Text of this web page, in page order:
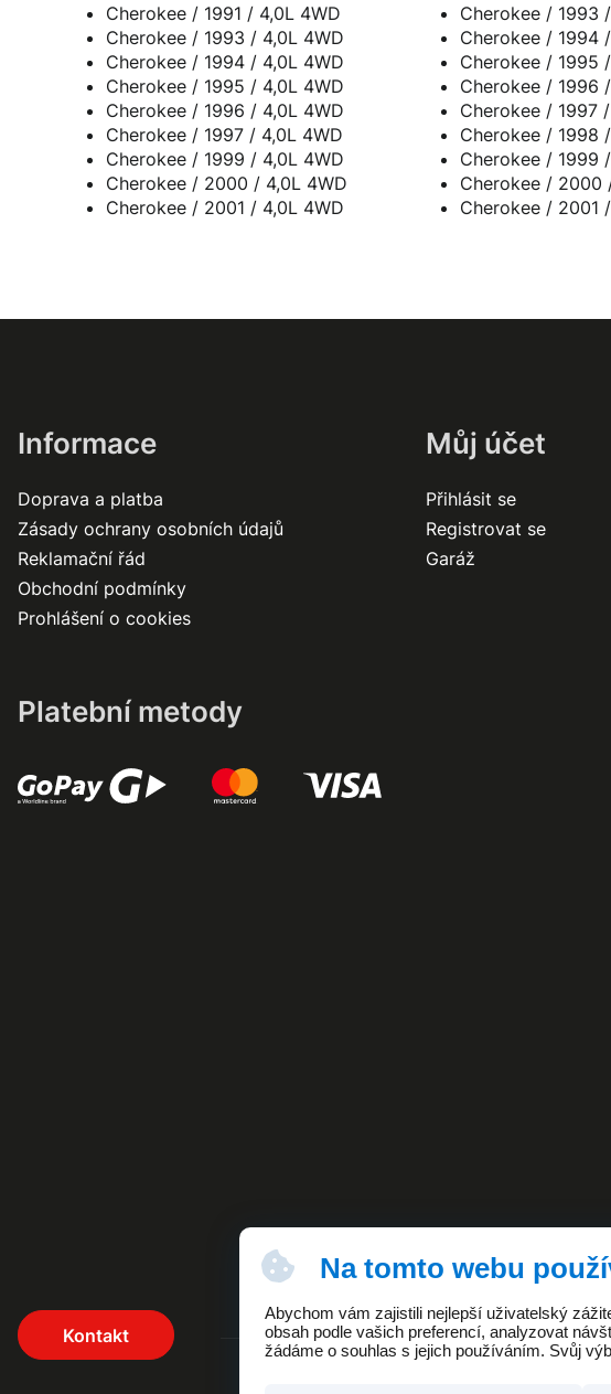
Na tomto webu
Abychom vám zajistili nejlepší uživatelský
obsah podle vašich preferencí, analyzovat
žádáme o souhlas s jejich používáním. Svůj
Cherokee / 1991 / 4,0L 4WD
Cherokee / 1993 / 4,0L 4WD
Cherokee / 1994 / 4,0L 4WD
Cherokee / 1995 / 4,0L 4WD
Cherokee / 1996 / 4,0L 4WD
Cherokee / 1997 / 4,0L 4WD
Cherokee / 1999 / 4,0L 4WD
Cherokee / 2000 / 4,0L 4WD
Cherokee / 2001 / 4,0L 4WD
Cherokee / 1993
Cherokee / 1994
Cherokee / 1995
Cherokee / 1996
Cherokee / 1997
Cherokee / 1998
Cherokee / 1999
Cherokee / 2000
Cherokee / 2001
Informace
Doprava a platba
Zásady ochrany osobních údajů
Reklamační řád
Obchodní podmínky
Prohlášení o cookies
Platební metody
Můj účet
Přihlásit se
Registrovat se
Garáž
Kontakt